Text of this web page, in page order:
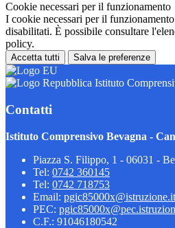
Cookie necessari per il funzionamento
I cookie necessari per il
disabilitati. È possibile consultare
policy.
Accetta tutti Salva le preferenze
Istituto
Contatti
Istituto Comprensivo Bevagna -
Piazza S. Filippo, 1 - 06031 -
Tel: 0742 360145
Tel: 0742 718753
Email: pgic85000x@istruzione.it
PEC:
C.F.: 91046180542